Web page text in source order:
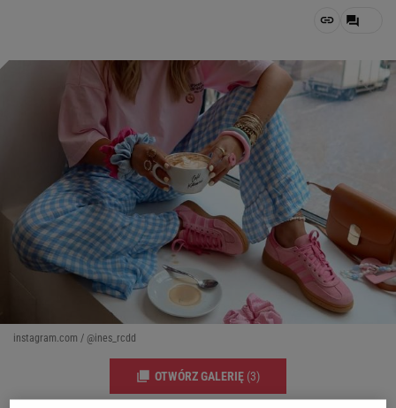
instagram.com / @ines_rcdd
OTWÓRZ GALERIĘ (3)